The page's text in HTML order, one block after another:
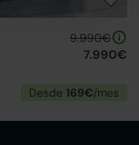
9.990€
7.990€
Desde 169€/mes